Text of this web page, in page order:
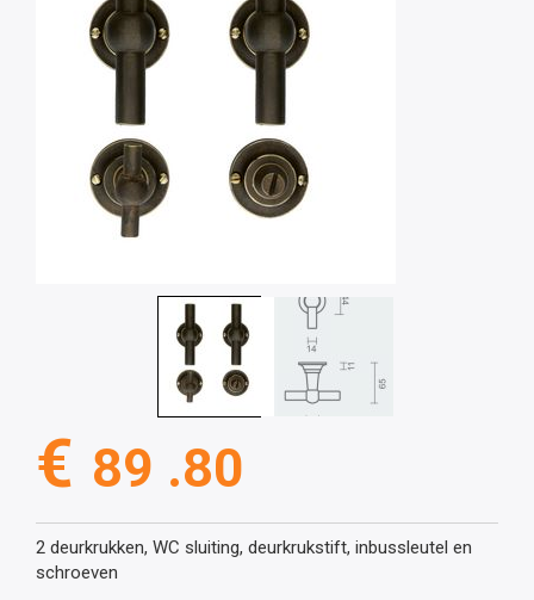
€ 89 .80
2 deurkrukken, WC sluiting, deurkrukstift, inbussleutel en
schroeven